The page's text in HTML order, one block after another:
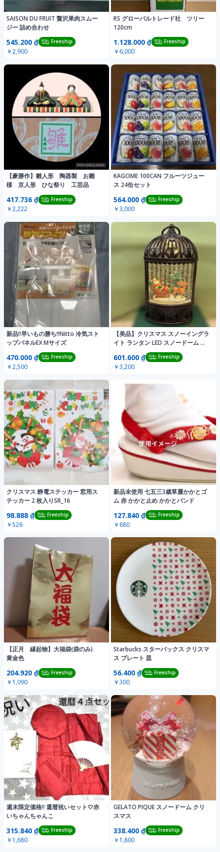
SAISON DU FRUIT 贅沢果肉スムー
ジー 詰め合わせ
545.200 ₫ Freeship
￥2,900
RS グローバルトレード社 ツリー
120cm
1.128.000 ₫ Freeship
￥6,000
【豪勝作】雛人形 陶器製 お雛
様 京人形 ひな祭り 工芸品
417.736 ₫ Freeship
￥2,222
KAGOME 100CAN フルーツジュー
ス 24缶セット
564.000 ₫ Freeship
￥3,000
新品‼️早いもの勝ち‼️Nitto 冷気スト
ップパネルEX Mサイズ
470.000 ₫ Freeship
￥2,500
【美品】クリスマス スノーイングラ
イト ランタン LED スノードーム 鳥
601.600 ₫ Freeship
￥3,200
クリスマス 静電ステッカー 窓用ス
テッカー 2 枚入りSR_16
98.888 ₫ Freeship
￥526
新品未使用 七五三3歳草履かかとゴ
ム 赤 かかと止め かかとバンド
127.840 ₫ Freeship
￥680
【正月 縁起物】大福袋(袋のみ)
黄金色
204.920 ₫ Freeship
￥1,090
Starbucks スターバックス クリスマ
ス プレート 皿
56.400 ₫ Freeship
￥300
週末限定価格!! 還暦祝いセット♡赤
いちゃんちゃんこ
315.840 ₫ Freeship
￥1,680
GELATO PIQUE スノードーム クリ
スマス
338.400 ₫ Freeship
￥1,800